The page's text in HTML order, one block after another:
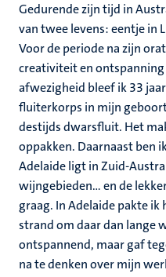
Gedurende zijn tijd in
van twee levens: eentje in
Voor de periode na zijn
creativiteit en ontspanning
afwezigheid bleef ik 33
fluiterkorps in mijn
destijds dwarsfluit. Het
oppakken. Daarnaast ben
Adelaide ligt in Zuid-
wijngebieden… en de
graag. In Adelaide pakte
strand om daar dan lange
ontspannend, maar gaf
na te denken over mijn